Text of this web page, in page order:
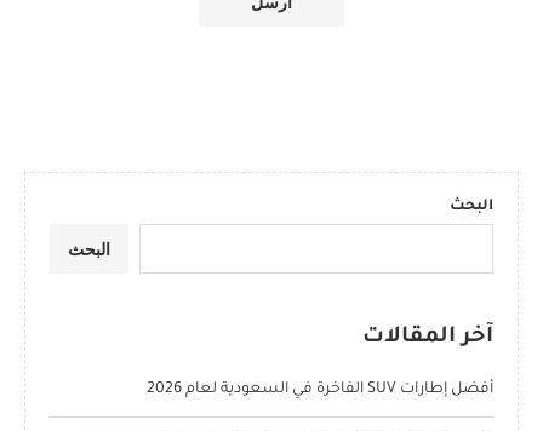
البحث
البحث
آخر المقالات
أفضل إطارات SUV الفاخرة في السعودية لعام 2026